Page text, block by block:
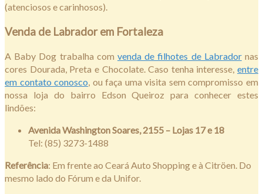
(atenciosos e carinhosos).
Venda de Labrador em Fortaleza
A Baby Dog trabalha com venda de filhotes de Labradornas
cores Dourada, Preta e Chocolate. Caso tenha interesse, entre
em contato conosco, ou faça uma visita sem compromisso em
nossa loja do bairro Edson Queiroz para conhecer estes
lindões:
Avenida Washington Soares, 2155 – Lojas 17 e 18
Tel: (85) 3273-1488
Referência: Em frente ao Ceará Auto Shopping e à Citröen. Do
mesmo lado do Fórum e da Unifor.